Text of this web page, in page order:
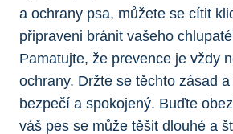
a ochrany psa, můžete se cítit
připraveni bránit vašeho
Pamatujte, že prevence je vždy
ochrany. Držte se těchto zásad
bezpečí a spokojený. Buďte
váš pes se může těšit dlouhé a